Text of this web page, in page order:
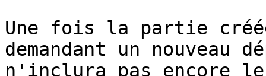
Une fois la partie
demandant un nouveau
n'inclura pas encore